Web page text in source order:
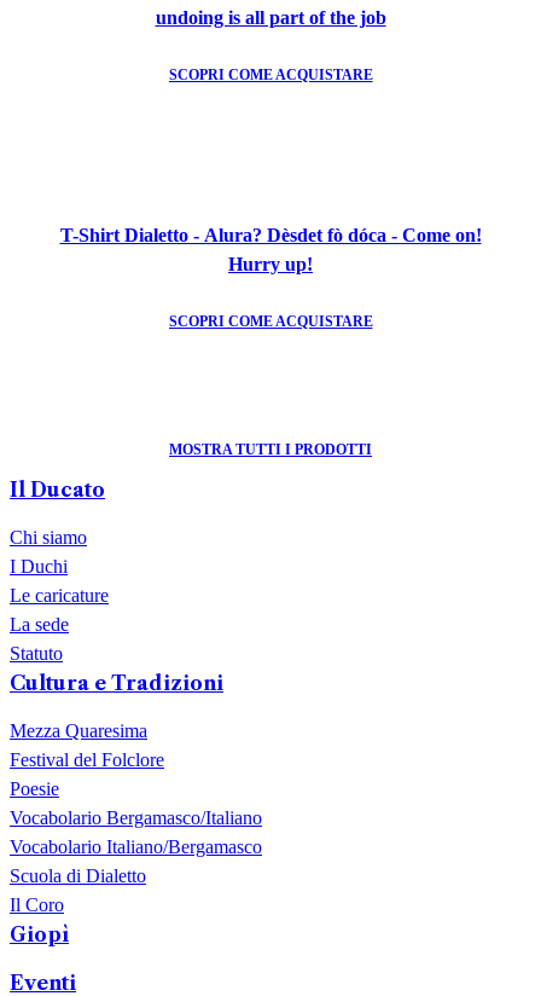
undoing is all part of the job
SCOPRI COME ACQUISTARE
T-Shirt Dialetto - Alura? Dèsdet fò dóca - Come on!
Hurry up!
SCOPRI COME ACQUISTARE
MOSTRA TUTTI I PRODOTTI
Il Ducato
Chi siamo
I Duchi
Le caricature
La sede
Statuto
Cultura e Tradizioni
Mezza Quaresima
Festival del Folclore
Poesie
Vocabolario Bergamasco/Italiano
Vocabolario Italiano/Bergamasco
Scuola di Dialetto
Il Coro
Giopì
Eventi